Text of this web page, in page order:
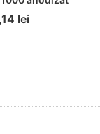
lei